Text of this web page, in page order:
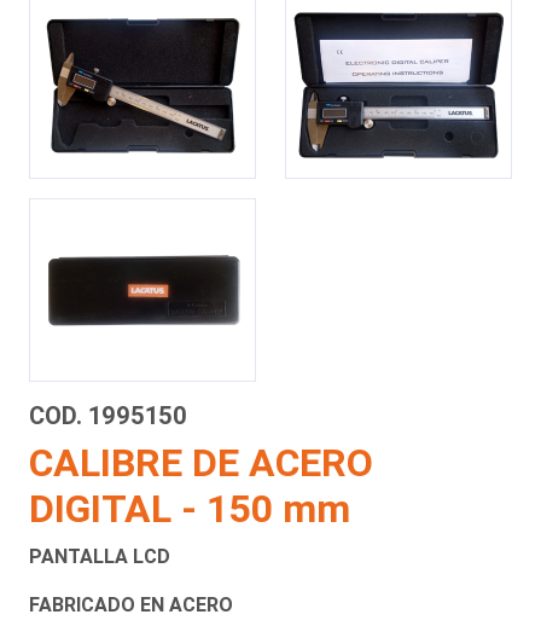
COD. 1995150
CALIBRE DE ACERO
DIGITAL - 150 mm
PANTALLA LCD
FABRICADO EN ACERO